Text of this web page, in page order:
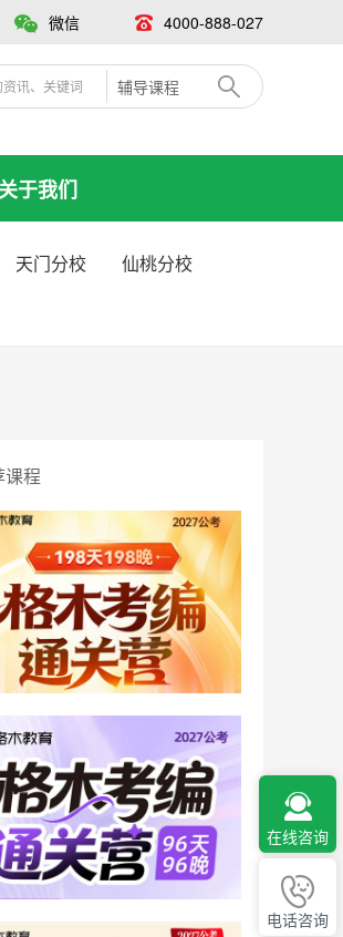
微信 4000-888-027
辅导课程
关于我们
天门分校
仙桃分校
课程
在线咨询
电话咨询